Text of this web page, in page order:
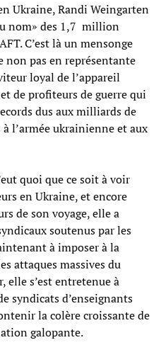
Ukraine, Randi Weingarten
nom» des 1,7 million
C’est là un mensonge
non pas en représentante
loyal de l’appareil
de profiteurs de guerre qui
dus aux milliards de
l’armée ukrainienne et aux
quoi que ce soit à voir
en Ukraine, et encore
de son voyage, elle a
soutenus par les
à imposer à la
attaques massives du
elle s’est entretenue à
syndicats d’enseignants
la colère croissante de
galopante.